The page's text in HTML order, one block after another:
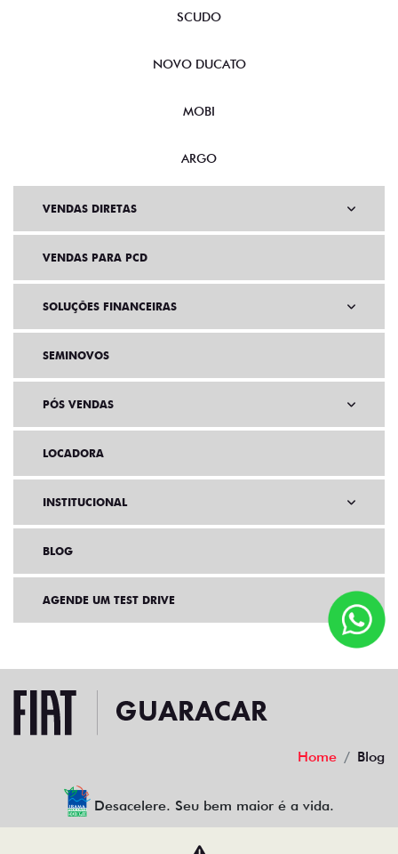
SCUDO
NOVO DUCATO
MOBI
ARGO
VENDAS DIRETAS
VENDAS PARA PCD
SOLUÇÕES FINANCEIRAS
SEMINOVOS
PÓS VENDAS
LOCADORA
INSTITUCIONAL
BLOG
AGENDE UM TEST DRIVE
Home Blog
Desacelere. Seu bem maior é a vida.